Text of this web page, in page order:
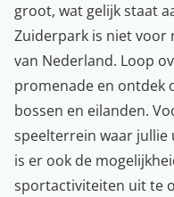
groot, wat gelijk staat
Zuiderpark is niet
van Nederland. Loop
promenade en ontdek
bossen en eilanden.
speelterrein waar jullie
is er ook de
sportactiviteiten uit te